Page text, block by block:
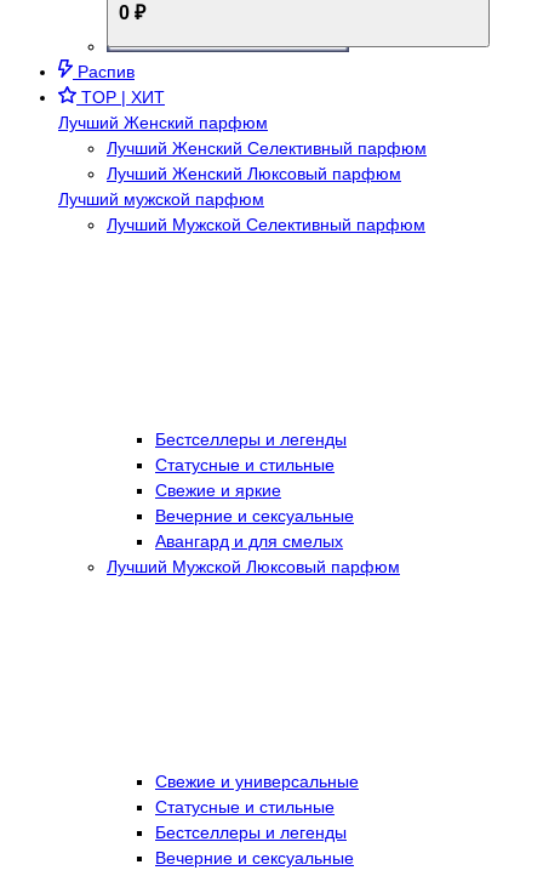
0 ₽
Распив
TOP | ХИТ
Лучший Женский парфюм
Лучший Женский Селективный парфюм
Лучший Женский Люксовый парфюм
Лучший мужской парфюм
Лучший Мужской Селективный парфюм
Бестселлеры и легенды
Статусные и стильные
Свежие и яркие
Вечерние и сексуальные
Авангард и для смелых
Лучший Мужской Люксовый парфюм
Свежие и универсальные
Статусные и стильные
Бестселлеры и легенды
Вечерние и сексуальные